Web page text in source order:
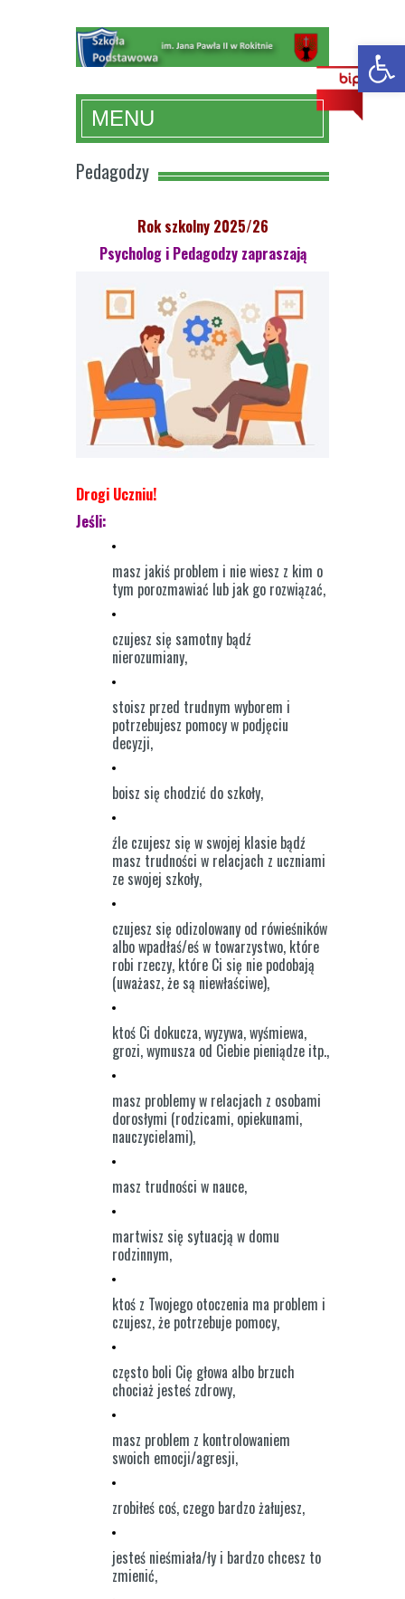
MENU
Pedagodzy
Rok szkolny 2025/26
Psycholog i Pedagodzy zapraszają
Drogi Uczniu!
Jeśli:
masz jakiś problem i nie wiesz z kim o
tym porozmawiać lub jak go rozwiązać,
czujesz się samotny bądź
nierozumiany,
stoisz przed trudnym wyborem i
potrzebujesz pomocy w podjęciu
decyzji,
boisz się chodzić do szkoły,
źle czujesz się w swojej klasie bądź
masz trudności w relacjach z uczniami
ze swojej szkoły,
czujesz się odizolowany od rówieśników
albo wpadłaś/eś w towarzystwo, które
robi rzeczy, które Ci się nie podobają
(uważasz, że są niewłaściwe),
ktoś Ci dokucza, wyzywa, wyśmiewa,
grozi, wymusza od Ciebie pieniądze itp.,
masz problemy w relacjach z osobami
dorosłymi (rodzicami, opiekunami,
nauczycielami),
masz trudności w nauce,
martwisz się sytuacją w domu
rodzinnym,
ktoś z Twojego otoczenia ma problem i
czujesz, że potrzebuje pomocy,
często boli Cię głowa albo brzuch
chociaż jesteś zdrowy,
masz problem z kontrolowaniem
swoich emocji/agresji,
zrobiłeś coś, czego bardzo żałujesz,
jesteś nieśmiała/ły i bardzo chcesz to
zmienić,